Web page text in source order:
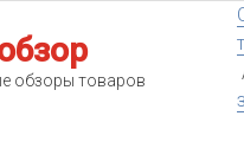
обзоры товаров